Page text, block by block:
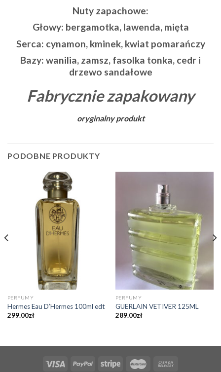
Nuty zapachowe:
Głowy: bergamotka, lawenda, mięta
Serca: cynamon, kminek, kwiat pomarańczy
Bazy: wanilia, zamsz, fasolka tonka, cedr i
drzewo sandałowe
Fabrycznie zapakowany
oryginalny produkt
PODOBNE PRODUKTY
PERFUMY
Hermes Eau D’Hermes 100ml edt
299.00zł
PERFUMY
GUERLAIN VETIVER 125ML
289.00zł